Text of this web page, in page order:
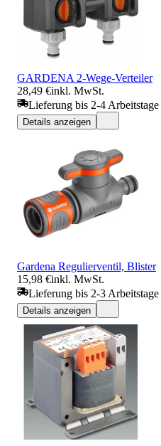
GARDENA 2-Wege-Verteiler
28,49 €inkl. MwSt.
Lieferung bis 2-4 Arbeitstage
Details anzeigen
Gardena Regulierventil, Blister
15,98 €inkl. MwSt.
Lieferung bis 2-3 Arbeitstage
Details anzeigen